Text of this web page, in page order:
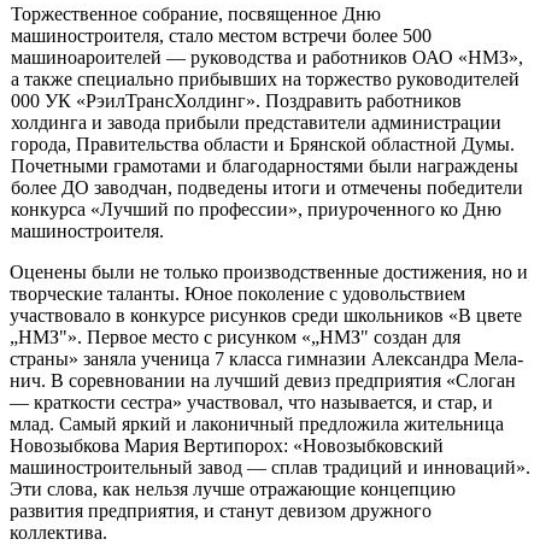
Торжественное собрание, посвященное Дню
машиностроителя, стало местом встречи более 500
машиноароителей — руководства и работников ОАО «НМЗ»,
а также специально прибывших на торжество руководителей
000 УК «РэилТрансХолдинг». Поздравить работников
холдинга и завода прибыли представители администрации
города, Правительства области и Брянской областной Думы.
Почетными грамотами и благодарностями были награждены
более ДО заводчан, подведены итоги и отмечены победители
конкурса «Лучший по профессии», приуроченного ко Дню
машиностроителя.
Оценены были не только производственные достижения, но и
творческие таланты. Юное поколение с удовольствием
участвовало в конкурсе рисун­ков среди школьников «В цвете
„НМЗ"». Первое место с рисунком «„НМЗ" создан для
страны» заняла ученица 7 класса гимназии Александра Мела-
нич. В соревновании на лучший девиз предприятия «Слоган
— краткости сестра» участвовал, что называется, и стар, и
млад. Самый яркий и лаконичный предложила жительница
Новозыбкова Мария Вертипорох: «Ново­зыбковский
машиностроительный завод — сплав традиций и инноваций».
Эти слова, как нельзя лучше отражающие концепцию
развития предприятия, и станут девизом дружного
коллектива.